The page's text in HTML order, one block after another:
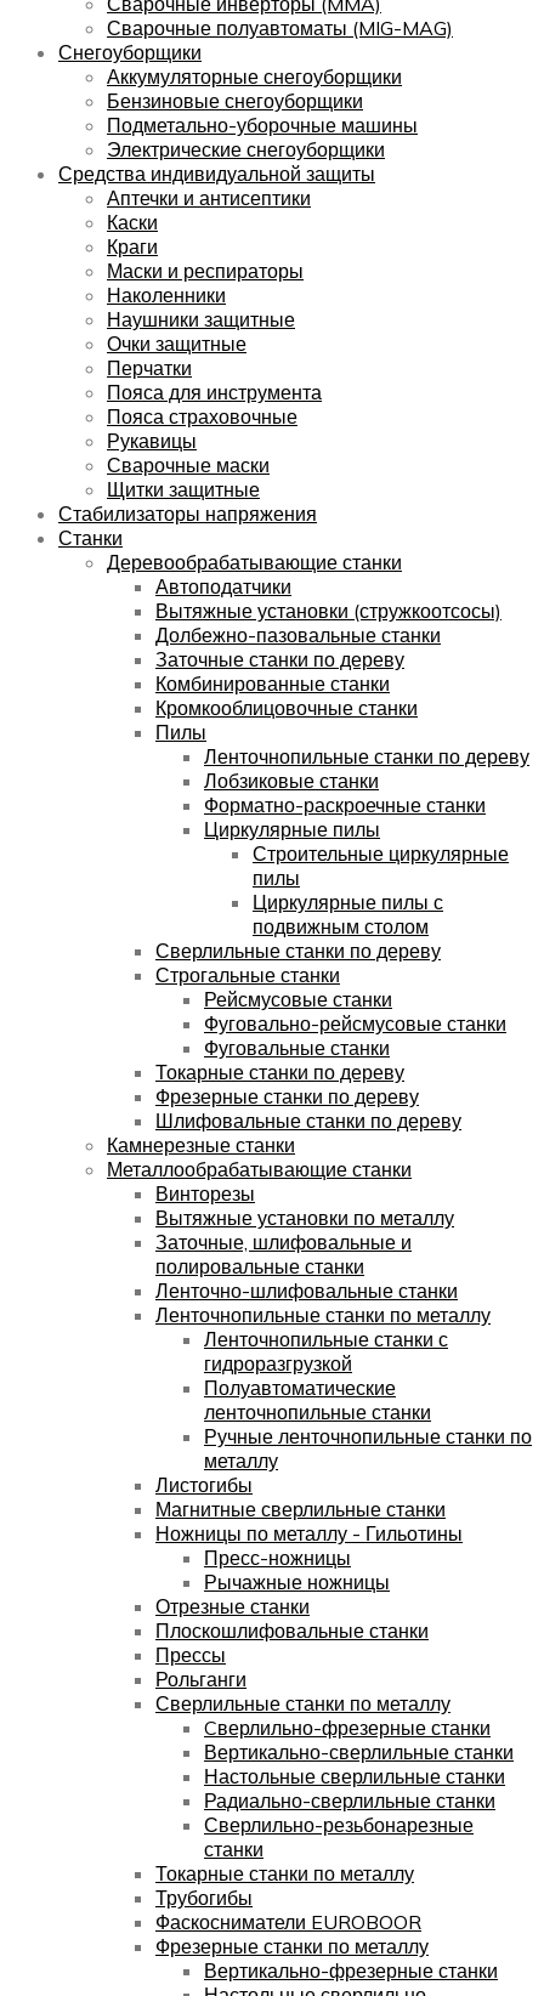
Сварочные полуавтоматы (MIG-MAG)
Снегоуборщики
Аккумуляторные снегоуборщики
Бензиновые снегоуборщики
Подметально-уборочные машины
Электрические снегоуборщики
Средства индивидуальной защиты
Аптечки и антисептики
Каски
Краги
Маски и респираторы
Наколенники
Наушники защитные
Очки защитные
Перчатки
Пояса для инструмента
Пояса страховочные
Рукавицы
Сварочные маски
Щитки защитные
Стабилизаторы напряжения
Станки
Деревообрабатывающие станки
Автоподатчики
Вытяжные установки (стружкоотсосы)
Долбежно-пазовальные станки
Заточные станки по дереву
Комбинированные станки
Кромкооблицовочные станки
Пилы
Ленточнопильные станки по дереву
Лобзиковые станки
Форматно-раскроечные станки
Циркулярные пилы
Строительные циркулярные
пилы
Циркулярные пилы с
подвижным столом
Сверлильные станки по дереву
Строгальные станки
Рейсмусовые станки
Фуговально-рейсмусовые станки
Фуговальные станки
Токарные станки по дереву
Фрезерные станки по дереву
Шлифовальные станки по дереву
Камнерезные станки
Металлообрабатывающие станки
Винторезы
Вытяжные установки по металлу
Заточные, шлифовальные и
полировальные станки
Ленточно-шлифовальные станки
Ленточнопильные станки по металлу
Ленточнопильные станки с
гидроразгрузкой
Полуавтоматические
ленточнопильные станки
Ручные ленточнопильные станки по
металлу
Листогибы
Магнитные сверлильные станки
Ножницы по металлу - Гильотины
Пресс-ножницы
Рычажные ножницы
Отрезные станки
Плоскошлифовальные станки
Прессы
Рольганги
Сверлильные станки по металлу
Cверлильно-фрезерные станки
Вертикально-сверлильные станки
Настольные сверлильные станки
Радиально-сверлильные станки
Сверлильно-резьбонарезные
станки
Токарные станки по металлу
Трубогибы
Фаскосниматели EUROBOOR
Фрезерные станки по металлу
Вертикально-фрезерные станки